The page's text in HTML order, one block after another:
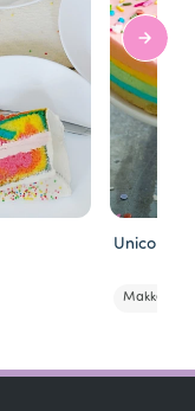
Unicorn
Makkelijk